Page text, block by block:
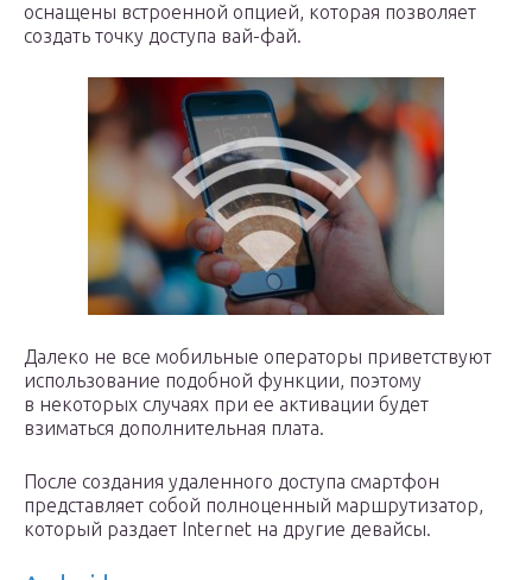
оснащены встроенной опцией, которая позволяет
создать точку доступа вай-фай.
Далеко не все мобильные операторы приветствуют
использование подобной функции, поэтому
в некоторых случаях при ее активации будет
взиматься дополнительная плата.
После создания удаленного доступа смартфон
представляет собой полноценный маршрутизатор,
который раздает Internet на другие девайсы.